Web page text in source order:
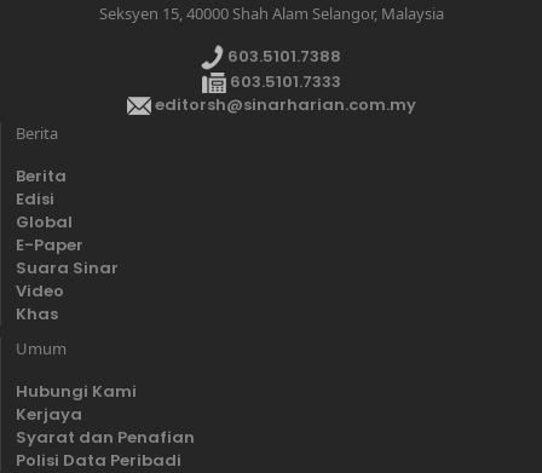
Seksyen 15, 40000 Shah Alam Selangor, Malaysia
603.5101.7388
603.5101.7333
editorsh@sinarharian.com.my
Berita
Berita
Edisi
Global
E-Paper
Suara Sinar
Video
Khas
Umum
Hubungi Kami
Kerjaya
Syarat dan Penafian
Polisi Data Peribadi